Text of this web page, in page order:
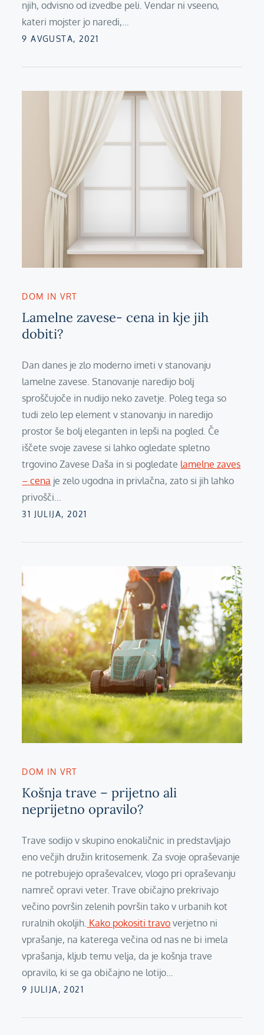
njih, odvisno od izvedbe peli. Vendar ni vseeno,
kateri mojster jo naredi,…
Posted
9 AVGUSTA, 2021
DOM IN VRT
Lamelne zavese- cena in kje jih
dobiti?
Dan danes je zlo moderno imeti v stanovanju
lamelne zavese. Stanovanje naredijo bolj
sproščujoče in nudijo neko zavetje. Poleg tega so
tudi zelo lep element v stanovanju in naredijo
prostor še bolj eleganten in lepši na pogled. Če
iščete svoje zavese si lahko ogledate spletno
trgovino Zavese Daša in si pogledate lamelne zaves
– cena je zelo ugodna in privlačna, zato si jih lahko
privošči…
Posted
31 JULIJA, 2021
DOM IN VRT
Košnja trave – prijetno ali
neprijetno opravilo?
Trave sodijo v skupino enokaličnic in predstavljajo
eno večjih družin kritosemenk. Za svoje opraševanje
ne potrebujejo opraševalcev, vlogo pri opraševanju
namreč opravi veter. Trave običajno prekrivajo
večino površin zelenih površin tako v urbanih kot
ruralnih okoljih. Kako pokositi travo verjetno ni
vprašanje, na katerega večina od nas ne bi imela
vprašanja, kljub temu velja, da je košnja trave
opravilo, ki se ga običajno ne lotijo…
Posted
9 JULIJA, 2021